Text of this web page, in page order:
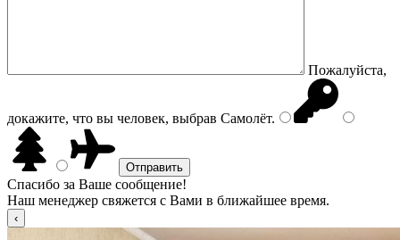
Пожалуйста,
докажите, что вы человек, выбрав Самолёт.
Спасибо за Ваше сообщение!
Наш менеджер свяжется с Вами в ближайшее время.